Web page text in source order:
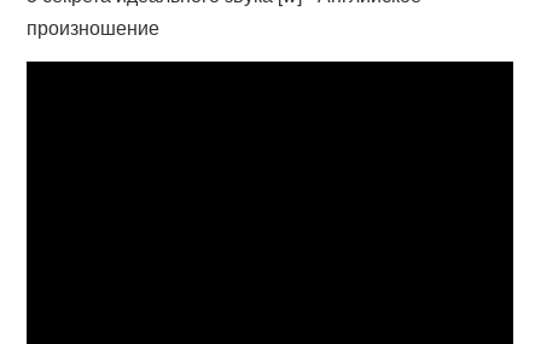
произношение